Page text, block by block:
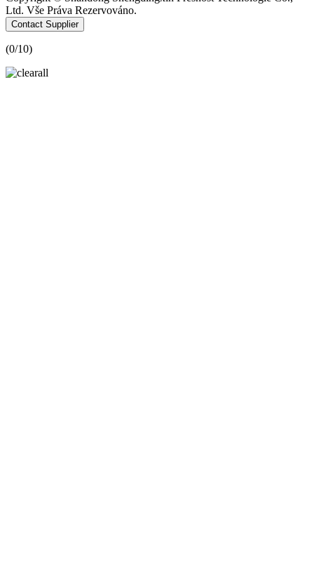
Ltd. Vše Práva Rezervováno.
Contact Supplier
(0/10)